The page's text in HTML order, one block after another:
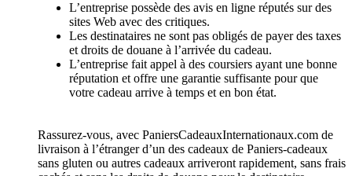
L’entreprise possède des avis en ligne réputés sur des
sites Web avec des critiques.
Les destinataires ne sont pas obligés de payer des taxes
et droits de douane à l’arrivée du cadeau.
L’entreprise fait appel à des coursiers ayant une bonne
réputation et offre une garantie suffisante pour que
votre cadeau arrive à temps et en bon état.
Rassurez-vous, avec PaniersCadeauxInternationaux.com de
livraison à l’étranger d’un des cadeaux de Paniers-cadeaux
sans gluten ou autres cadeaux arriveront rapidement, sans frais